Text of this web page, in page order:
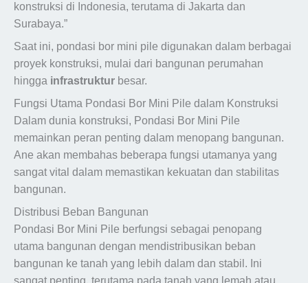
konstruksi di Indonesia, terutama di Jakarta dan
Surabaya.”
Saat ini, pondasi bor mini pile digunakan dalam berbagai
proyek konstruksi, mulai dari bangunan perumahan
hingga infrastruktur besar.
Fungsi Utama Pondasi Bor Mini Pile dalam Konstruksi
Dalam dunia konstruksi, Pondasi Bor Mini Pile
memainkan peran penting dalam menopang bangunan.
Ane akan membahas beberapa fungsi utamanya yang
sangat vital dalam memastikan kekuatan dan stabilitas
bangunan.
Distribusi Beban Bangunan
Pondasi Bor Mini Pile berfungsi sebagai penopang
utama bangunan dengan mendistribusikan beban
bangunan ke tanah yang lebih dalam dan stabil. Ini